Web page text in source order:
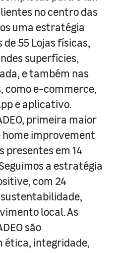
no centro das
uma estratégia
55 Lojas físicas,
superfícies,
e também nas
e-commerce,
e aplicativo.
primeira maior
improvement
presentes em 14
a estratégia
com 24
local. As
são
ética, integridade,